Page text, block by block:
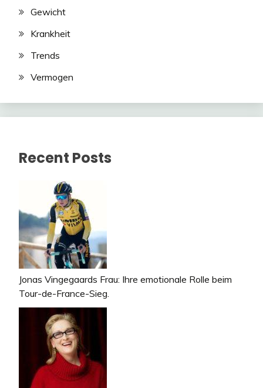
Gewicht
Krankheit
Trends
Vermogen
Recent Posts
Jonas Vingegaards Frau: Ihre emotionale Rolle beim
Tour-de-France-Sieg.